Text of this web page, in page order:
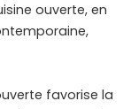
ouverte, en
favorise la